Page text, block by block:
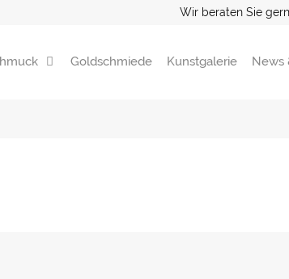
Wir beraten Sie
Goldschmiede Kunstgalerie News